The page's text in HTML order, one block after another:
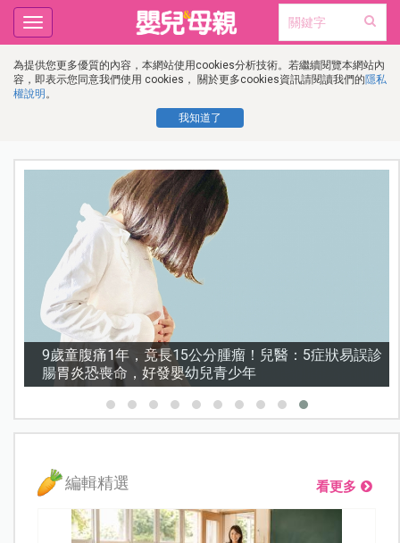
為提供您更多優質的內容，本網站使用cookies分析技術。若繼續閱覽本網站內
容，即表示您同意我們使用 cookies， 關於更多cookies資訊請閱讀我們的隱私
權說明 。
我知道了
Toggle
navigation
謝沛恩︱挺孕肚甜喊「想生五個」！孕期照樣睡地板，
甜曝老公「摔斷手」反變求婚契機
編輯精選 看更多